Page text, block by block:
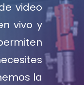
video
vivo y
la